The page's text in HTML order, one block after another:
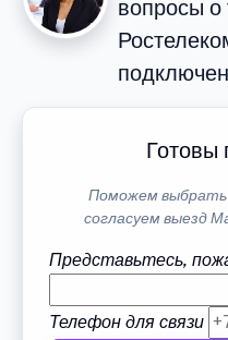
вопросы о
Готовы
Поможем
согласуем выезд
Представьтесь,
Телефон для связи